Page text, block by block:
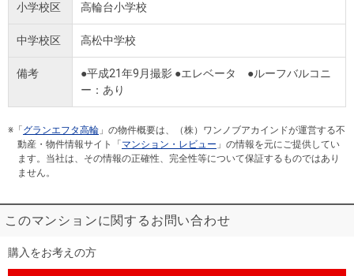
小学校区 高輪台小学校
中学校区 高松中学校
備考
●平成21年9月撮影 ●エレベータ ●ルーフバルコニ
ー：あり
※「 グランエフタ高輪 」の物件概要は、（株）ワンノブアカインドが運営する不
動産・物件情報サイト「 マンション・レビュー 」の情報を元にご提供してい
ます。当社は、その情報の正確性、完全性等について保証するものではあり
ません。
このマンションに関するお問い合わせ
購入をお考えの方